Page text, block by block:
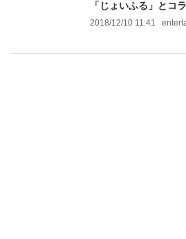
「じょいふる」とコ
2018/12/10 11:41